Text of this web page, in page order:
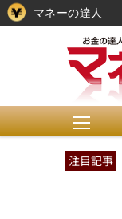
注目記事
マネーの達人